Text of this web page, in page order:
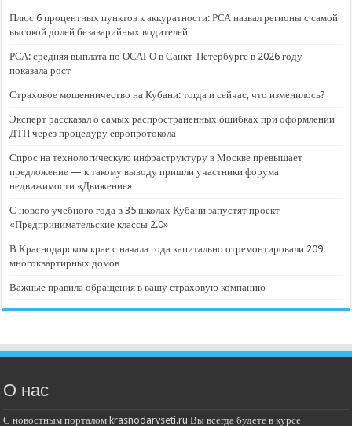
Плюс 6 процентных пунктов к аккуратности: РСА назвал регионы с самой
высокой долей безаварийных водителей
РСА: средняя выплата по ОСАГО в Санкт-Петербурге в 2026 году
показала рост
Страховое мошенничество на Кубани: тогда и сейчас, что изменилось?
Эксперт рассказал о самых распространенных ошибках при оформлении
ДТП через процедуру европротокола
Спрос на технологическую инфраструктуру в Москве превышает
предложение — к такому выводу пришли участники форума
недвижимости «Движение»
С нового учебного года в 35 школах Кубани запустят проект
«Предпринимательские классы 2.0»
В Краснодарском крае с начала года капитально отремонтировали 209
многоквартирных домов
Важные правила обращения в вашу страховую компанию
О нас
С новостным порталом krasnodarvseti.ru Вы всегда будете в курсе